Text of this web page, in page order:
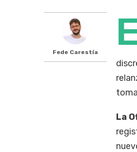
Fede Carestía
La